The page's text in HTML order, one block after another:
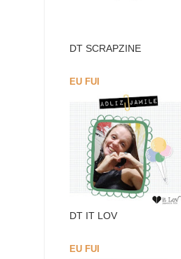
DT SCRAPZINE
EU FUI
DT IT LOV
EU FUI